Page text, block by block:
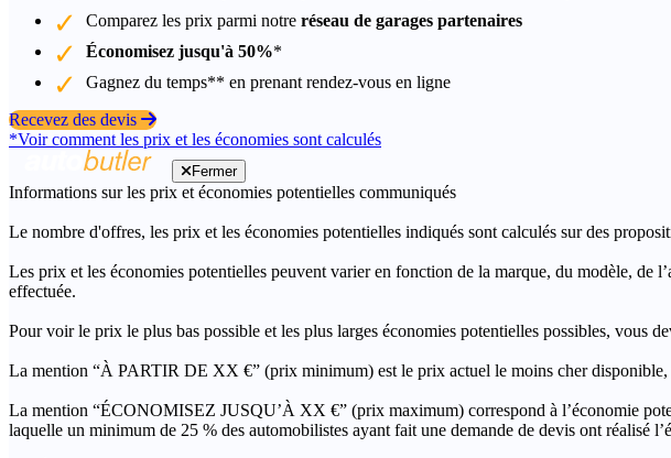
Comparez les prix parmi notre réseau de garages partenaires
Économisez jusqu'à 50%*
Gagnez du temps** en prenant rendez-vous en ligne
Recevez des devis
*Voir comment les prix et les économies sont calculés
Fermer
Informations sur les prix et économies potentielles communiqués
Le nombre d'offres, les prix et les économies potentielles indiqués sont calculés sur des
Les prix et les économies potentielles peuvent varier en fonction de la marque, du modèle, de
effectuée.
Pour voir le prix le plus bas possible et les plus larges économies potentielles possibles, vous
La mention “À PARTIR DE XX €” (prix minimum) est le prix actuel le moins cher disponible,
La mention “ÉCONOMISEZ JUSQU’À XX €” (prix maximum) correspond à l’économie
laquelle un minimum de 25 % des automobilistes ayant fait une demande de devis ont réalisé